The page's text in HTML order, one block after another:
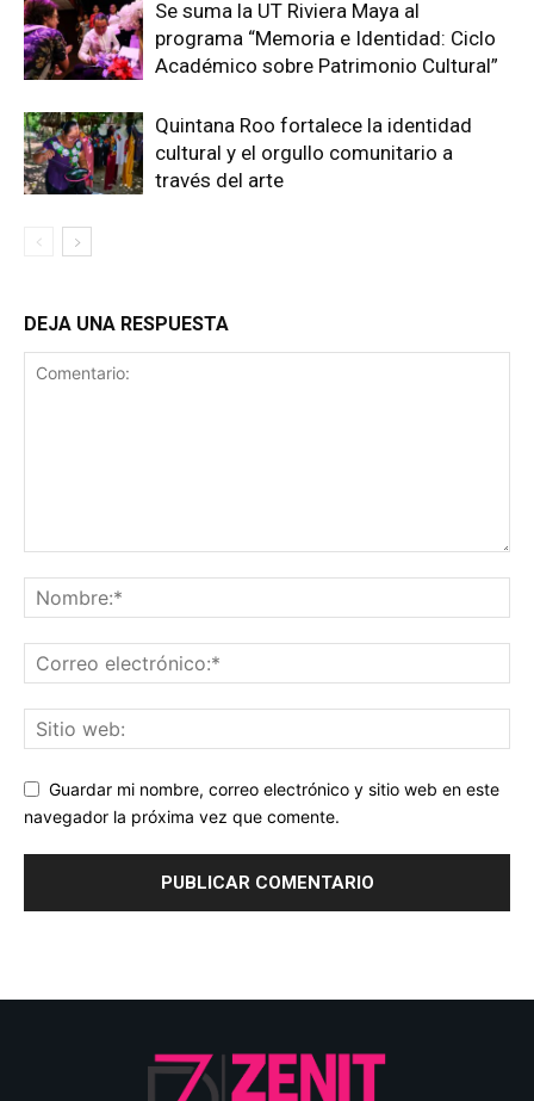
Se suma la UT Riviera Maya al
programa “Memoria e Identidad: Ciclo
Académico sobre Patrimonio Cultural”
Quintana Roo fortalece la identidad
cultural y el orgullo comunitario a
través del arte
DEJA UNA RESPUESTA
Guardar mi nombre, correo electrónico y sitio web en este
navegador la próxima vez que comente.